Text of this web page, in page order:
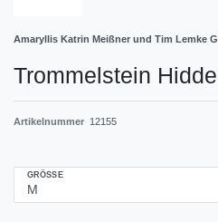
Amaryllis Katrin Meißner und Tim Lemke
Trommelstein
Artikelnummer 12155
GRÖSSE